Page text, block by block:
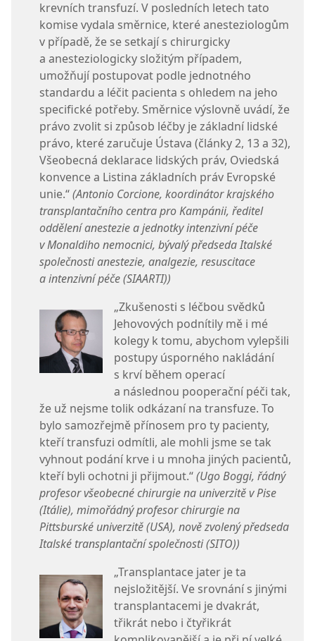
krevních transfuzí. V posledních letech tato
komise vydala směrnice, které anesteziologům
v případě, že se setkají s chirurgicky
a anesteziologicky složitým případem,
umožňují postupovat podle jednotného
standardu a léčit pacienta s ohledem na jeho
specifické potřeby. Směrnice výslovně uvádí, že
právo zvolit si způsob léčby je základní lidské
právo, které zaručuje Ústava (články 2, 13 a 32),
Všeobecná deklarace lidských práv, Oviedská
konvence a Listina základních práv Evropské
unie.“(Antonio Corcione, koordinátor krajského
transplantačního centra pro Kampánii, ředitel
oddělení anestezie a jednotky intenzivní péče
v Monaldiho nemocnici, bývalý předseda Italské
společnosti anestezie, analgezie, resuscitace
a intenzivní péče (SIAARTI))
„Zkušenosti s léčbou svědků
Jehovových podnítily mě i mé
kolegy k tomu, abychom vylepšili
postupy úsporného nakládání
s krví během operací
a následnou pooperační péči tak,
že už nejsme tolik odkázaní na transfuze. To
bylo samozřejmě přínosem pro ty pacienty,
kteří transfuzi odmítli, ale mohli jsme se tak
vyhnout podání krve i u mnoha jiných pacientů,
kteří byli ochotni ji přijmout.“(Ugo Boggi, řádný
profesor všeobecné chirurgie na univerzitě v Pise
(Itálie), mimořádný profesor chirurgie na
Pittsburské univerzitě (USA), nově zvolený předseda
Italské transplantační společnosti (SITO))
„Transplantace jater je ta
nejsložitější. Ve srovnání s jinými
transplantacemi je dvakrát,
třikrát nebo i čtyřikrát